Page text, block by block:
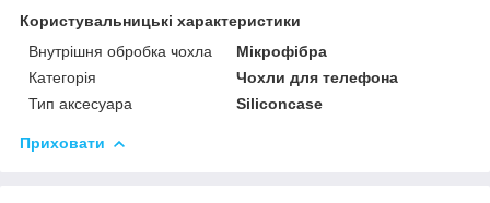
Користувальницькі характеристики
Внутрішня обробка чохла
Мікрофібра
Категорія
Чохли для телефона
Тип аксесуара
Siliconcase
Приховати